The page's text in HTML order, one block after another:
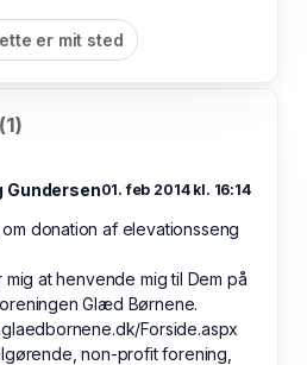
er mit sted
Gundersen01. feb 2014 kl. 16:14
donation af elevationsseng
at henvende mig til Dem på
Glæd Børnene.
Forside.aspx
non-profit forening,